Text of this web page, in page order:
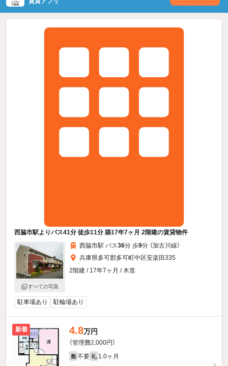
西脇市駅よりバス41分 徒歩11分 築17年7ヶ月 2階建の賃貸物件
すべての写真
西脇市駅 バス36分 歩9分 （加古川線）
兵庫県多可郡多可町中区安楽田335
2階建 / 17年7ヶ月 / 木造
駐車場あり 駐輪場あり
新着 4.8万円
（管理費2,000円）
敷 不要 礼 1.0ヶ月